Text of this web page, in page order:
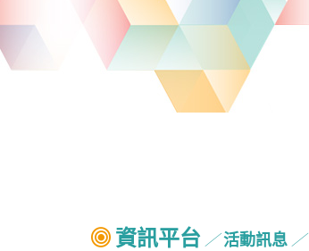
資訊平台 ╱ 活動訊息 ╱